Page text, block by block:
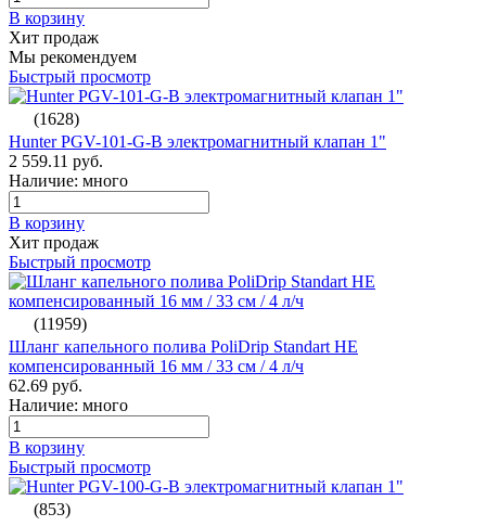
В корзину
Хит продаж
Мы рекомендуем
Быстрый просмотр
(1628)
Hunter PGV-101-G-B электромагнитный клапан 1"
2 559.11 руб.
Наличие: много
В корзину
Хит продаж
Быстрый просмотр
(11959)
Шланг капельного полива PoliDrip Standart НЕ
компенсированный 16 мм / 33 см / 4 л/ч
62.69 руб.
Наличие: много
В корзину
Быстрый просмотр
(853)